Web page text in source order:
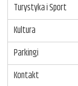
Turystyka i Sport
Kultura
Parkingi
Kontakt